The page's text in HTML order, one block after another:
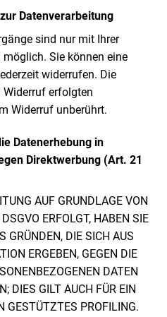
Datenverarbeitung
sind nur mit Ihrer
Sie können eine
widerrufen. Die
erfolgten
Widerruf unberührt.
Datenerhebung in
Direktwerbung (Art. 21
AUF GRUNDLAGE VON
ERFOLGT, HABEN SIE
GRÜNDEN, DIE SICH AUS
ERGEBEN, GEGEN DIE
DATEN
DIES GILT AUCH FÜR EIN
GESTÜTZTES PROFILING.